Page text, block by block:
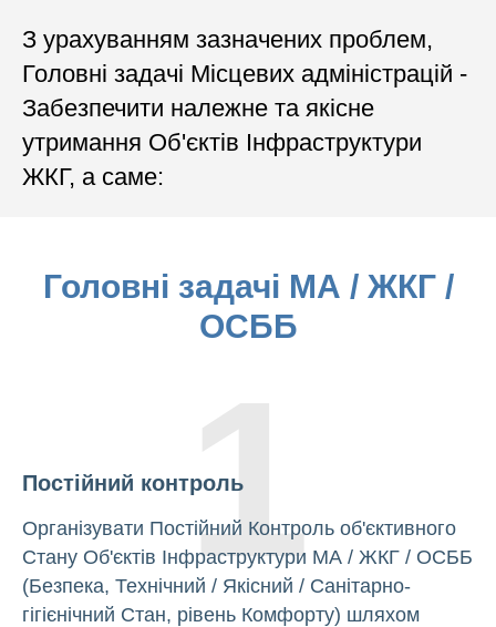
З урахуванням зазначених проблем,
Головні задачі Місцевих адміністрацій -
Забезпечити належне та якісне
утримання Об'єктів Інфраструктури
ЖКГ, а саме:
Головні задачі МА / ЖКГ /
ОСББ
Постійний контроль
Організувати Постійний Контроль об'єктивного
Стану Об'єктів Інфраструктури МА / ЖКГ / ОСББ
(Безпека, Технічний / Якісний / Санітарно-
гігієнічний Стан, рівень Комфорту) шляхом
1